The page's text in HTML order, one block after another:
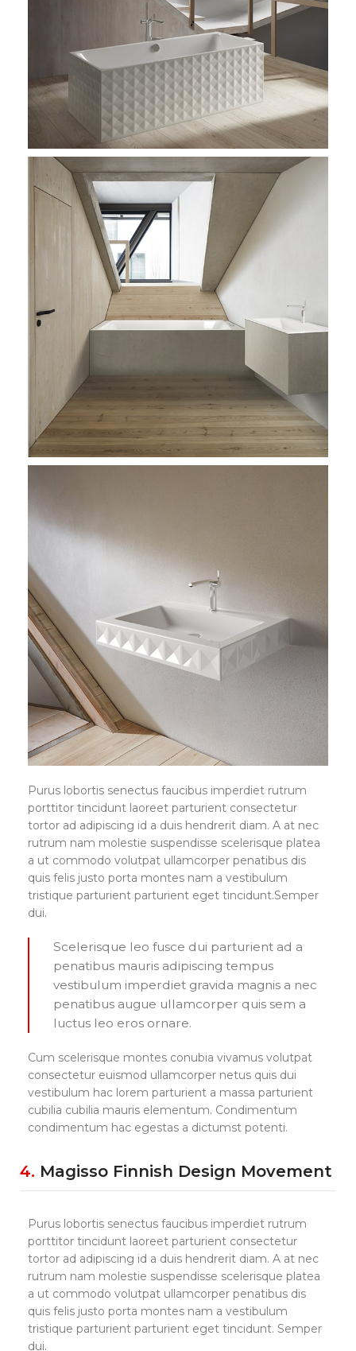
Purus lobortis senectus faucibus imperdiet rutrum
porttitor tincidunt laoreet parturient consectetur
tortor ad adipiscing id a duis hendrerit diam. A at nec
rutrum nam molestie suspendisse scelerisque platea
a ut commodo volutpat ullamcorper penatibus dis
quis felis justo porta montes nam a vestibulum
tristique parturient parturient eget tincidunt.Semper
dui.
Scelerisque leo fusce dui parturient ad a
penatibus mauris adipiscing tempus
vestibulum imperdiet gravida magnis a nec
penatibus augue ullamcorper quis sem a
luctus leo eros ornare.
Cum scelerisque montes conubia vivamus volutpat
consectetur euismod ullamcorper netus quis dui
vestibulum hac lorem parturient a massa parturient
cubilia cubilia mauris elementum. Condimentum
condimentum hac egestas a dictumst potenti.
4. Magisso Finnish Design Movement
Purus lobortis senectus faucibus imperdiet rutrum
porttitor tincidunt laoreet parturient consectetur
tortor ad adipiscing id a duis hendrerit diam. A at nec
rutrum nam molestie suspendisse scelerisque platea
a ut commodo volutpat ullamcorper penatibus dis
quis felis justo porta montes nam a vestibulum
tristique parturient parturient eget tincidunt. Semper
dui.